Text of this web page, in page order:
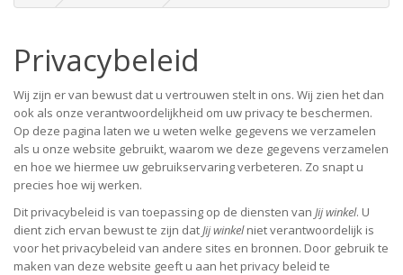
Privacybeleid
Wij zijn er van bewust dat u vertrouwen stelt in ons. Wij zien het dan
ook als onze verantwoordelijkheid om uw privacy te beschermen.
Op deze pagina laten we u weten welke gegevens we verzamelen
als u onze website gebruikt, waarom we deze gegevens verzamelen
en hoe we hiermee uw gebruikservaring verbeteren. Zo snapt u
precies hoe wij werken.
Dit privacybeleid is van toepassing op de diensten van Jij winkel. U
dient zich ervan bewust te zijn datJij winkelniet verantwoordelijk is
voor het privacybeleid van andere sites en bronnen. Door gebruik te
maken van deze website geeft u aan het privacy beleid te